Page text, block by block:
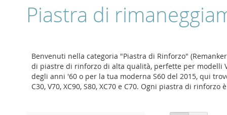
Piastra di
Benvenuti nella categoria "Piastra di Rinforzo"
di piastre di rinforzo di alta qualità, perfette per modelli
degli anni '60 o per la tua moderna S60 del 2015, qui
C30, V70, XC90, S80, XC70 e C70. Ogni piastra di